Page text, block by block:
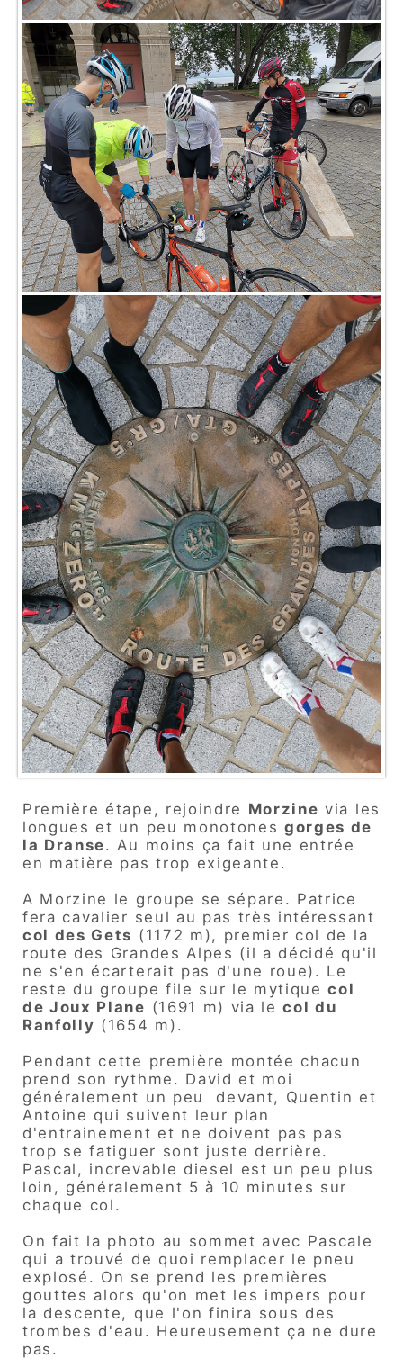
Première étape, rejoindre Morzine via les
longues et un peu monotonesgorges de
la Dranse. Au moins ça fait une entrée
en matière pas trop exigeante.
A Morzine le groupe se sépare. Patrice
fera cavalier seul au pas très intéressant
col des Gets (1172 m), premier col de la
route des Grandes Alpes (il a décidé qu'il
ne s'en écarterait pas d'une roue). Le
reste du groupe file sur le mytiquecol
de Joux Plane (1691 m) via lecol du
Ranfolly (1654 m).
Pendant cette première montée chacun
prend son rythme. David et moi
généralement un peu devant, Quentin et
Antoine qui suivent leur plan
d'entrainement et ne doivent pas pas
trop se fatiguer sont juste derrière.
Pascal, increvable diesel est un peu plus
loin, généralement 5 à 10 minutes sur
chaque col.
On fait la photo au sommet avec Pascale
qui a trouvé de quoi remplacer le pneu
explosé. On se prend les premières
gouttes alors qu'on met les impers pour
la descente, que l'on finira sous des
trombes d'eau. Heureusement ça ne dure
pas.